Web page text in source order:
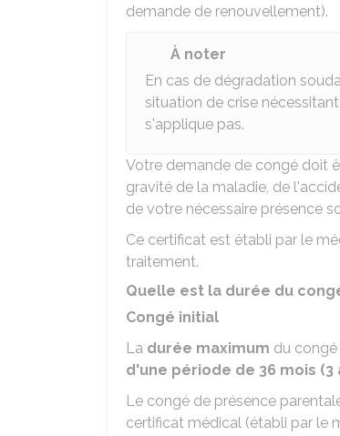
demande de renouvellement).
À noter
En cas de dégradation
situation de crise
s'applique pas.
Votre demande de congé doit
gravité de la maladie, de
de votre nécessaire présence
Ce certificat est établi par le
traitement.
Quelle est la durée du
Congé initial
La durée maximum du
d'une période de 36 mois (3
Le congé de présence
certificat médical (établi par le